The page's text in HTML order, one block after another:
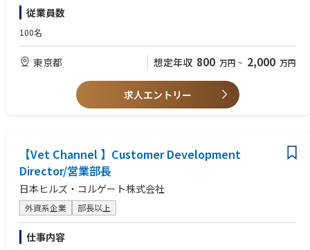
【歓迎するスキル・経験】
・エンタープライズ領域での営業戦略立案・実行経験
・CSやプロダクトチームとの連携経験
【このポジションの魅力・特徴】
・『SaaS』『AI』『医療』という、今後拡大していく市場・必須となるス
・事業戦略・組織戦略の立案から実行まで、幅広い業務に携われる
・AIに関する知見・ビジネス活用の経験を積むことができる
従業員数
100名
東京都 想定年収 800 万円 ~ 2,000 万円
求人エントリー
【Vet Channel 】Customer Development
Director/営業部長
日本ヒルズ・コルゲート株式会社
外資系企業 部長以上
仕事内容